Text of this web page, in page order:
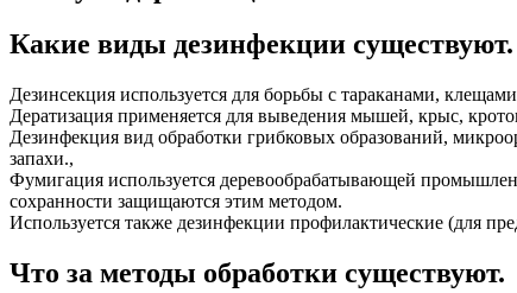
Какие виды дезинфекции существуют.
Дезинсекция используется для борьбы с тараканами,
Дератизация применяется для выведения мышей, крыс,
Дезинфекция вид обработки грибковых образований,
запахи.,
Фумигация используется деревообрабатывающей
сохранности защищаются этим методом.
Используется также дезинфекции профилактические (для
Что за методы обработки существуют.